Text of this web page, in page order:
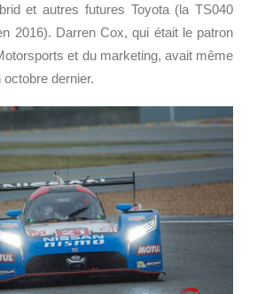
et autres futures Toyota (la TS040
2016). Darren Cox, qui était le patron
et du marketing, avait même
dernier.